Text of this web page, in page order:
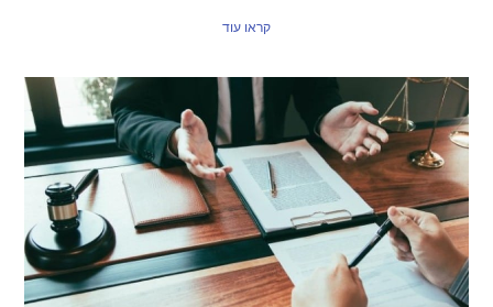
קראו עוד